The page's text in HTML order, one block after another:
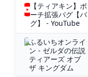
【ティアキン】ポ
ーチ拡張バグ【バ
グ】 - YouTube
ふるいちオンライ
ン - ゼルダの伝説
ティアーズ オブ
ザ キングダム